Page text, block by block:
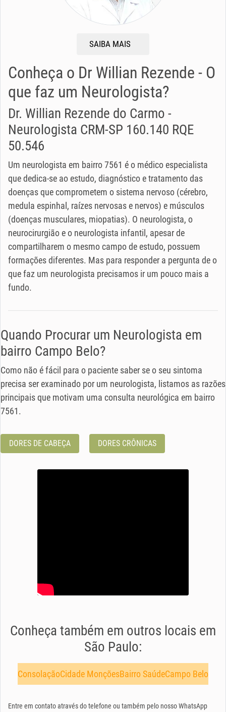
SAIBA MAIS
Conheça o Dr Willian Rezende - O
que faz um Neurologista?
Dr. Willian Rezende do Carmo -
Neurologista CRM-SP 160.140 RQE
50.546
Um neurologista em bairro 7561 é o médico especialista
que dedica-se ao estudo, diagnóstico e tratamento das
doenças que comprometem o sistema nervoso (cérebro,
medula espinhal, raízes nervosas e nervos) e músculos
(doenças musculares, miopatias). O neurologista, o
neurocirurgião e o neurologista infantil, apesar de
compartilharem o mesmo campo de estudo, possuem
formações diferentes. Mas para responder a pergunta de o
que faz um neurologista precisamos ir um pouco mais a
fundo.
Quando Procurar um Neurologista em
bairro Campo Belo?
Como não é fácil para o paciente saber se o seu sintoma
precisa ser examinado por um neurologista, listamos as razões
principais que motivam uma consulta neurológica em bairro
7561.
DORES DE CABEÇA DORES CRÔNICAS
Conheça também em outros locais em
São Paulo:
ConsolaçãoCidade MonçõesBairro SaúdeCampo Belo
Entre em contato através do telefone ou também pelo nosso WhatsApp